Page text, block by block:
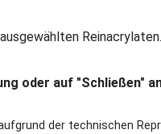
Reinacrylaten.
oder auf "Schließen"
der technischen